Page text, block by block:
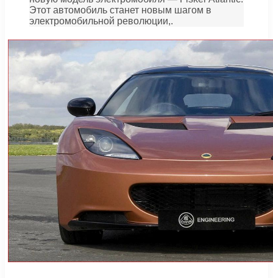
Этот автомобиль станет новым шагом в
электромобильной революции,.